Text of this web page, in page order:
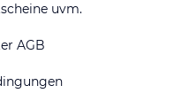
uvm.
AGB